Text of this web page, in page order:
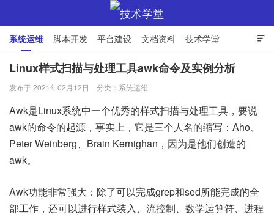

系统运维 脚本开发 平台建设 文档资料 技术学堂
Linux样式扫描与处理工具awk命令及实例分析
发布于 2021年02月12日 分类： 系统运维
Awk是Linux系统中一个优秀的样式扫描与处理工具，要说
awk的命令的起源，事实上，它是三个人名的缩写：Aho、
Peter Weinberg、Brain Kernighan，因为是他们创造的
awk。
Awk功能非常强大：除了可以完成grep和sed所能完成的全
部工作，还可以进行样式装入、流控制、数学运算符、进程